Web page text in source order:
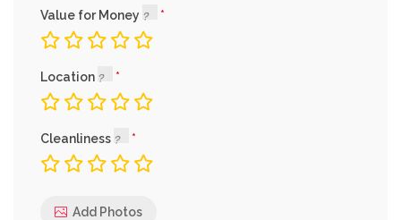
Value for Money
Location
Cleanliness
Add Photos